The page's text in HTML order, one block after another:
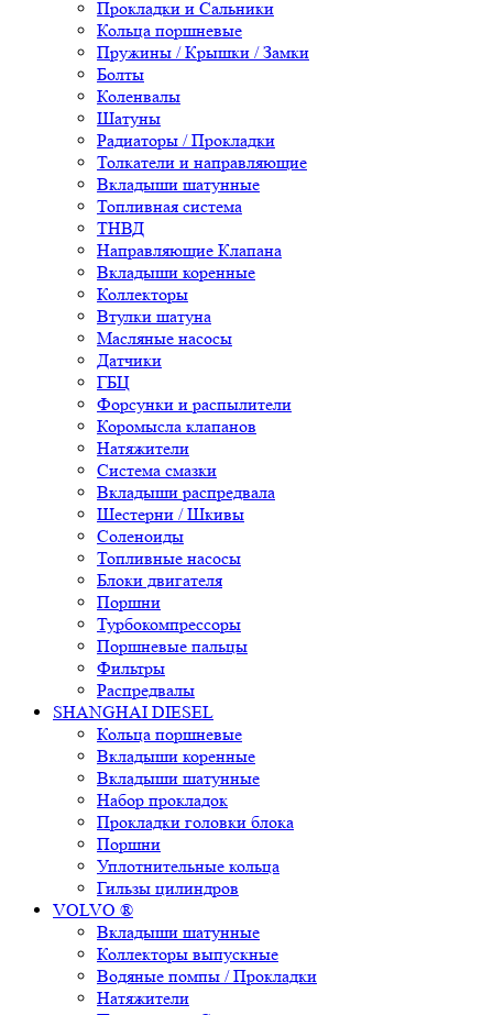
Прокладки и Сальники
Кольца поршневые
Пружины / Крышки / Замки
Болты
Коленвалы
Шатуны
Радиаторы / Прокладки
Толкатели и направляющие
Вкладыши шатунные
Топливная система
ТНВД
Направляющие Клапана
Вкладыши коренные
Коллекторы
Втулки шатуна
Масляные насосы
Датчики
ГБЦ
Форсунки и распылители
Коромысла клапанов
Натяжители
Система смазки
Вкладыши распредвала
Шестерни / Шкивы
Соленоиды
Топливные насосы
Блоки двигателя
Поршни
Турбокомпрессоры
Поршневые пальцы
Фильтры
Распредвалы
SHANGHAI DIESEL
Кольца поршневые
Вкладыши коренные
Вкладыши шатунные
Набор прокладок
Прокладки головки блока
Поршни
Уплотнительные кольца
Гильзы цилиндров
VOLVO ®
Вкладыши шатунные
Коллекторы выпускные
Водяные помпы / Прокладки
Натяжители